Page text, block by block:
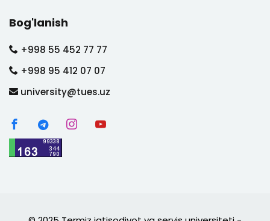
Bog'lanish
+998 55 452 77 77
+998 95 412 07 07
university@tues.uz